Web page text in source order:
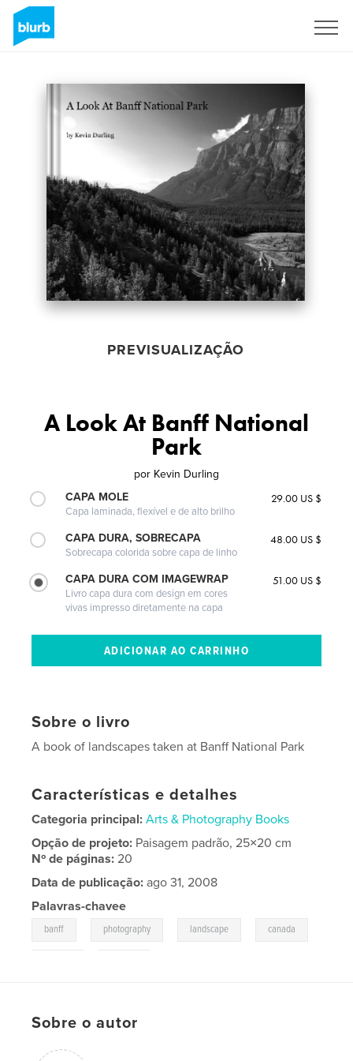
PREVISUALIZAÇÃO
A Look At Banff National
Park
por Kevin Durling
CAPA MOLE
Capa laminada, flexível e de alto brilho
29.00 US $
CAPA DURA, SOBRECAPA
Sobrecapa colorida sobre capa de linho
48.00 US $
CAPA DURA COM IMAGEWRAP
Livro capa dura com design em cores
vivas impresso diretamente na capa
51.00 US $
Sobre o livro
A book of landscapes taken at Banff National Park
Características e detalhes
Categoria principal: Arts & Photography Books
Opção de projeto: Paisagem padrão, 25×20 cm
Nº de páginas:20
Data de publicação: ago 31, 2008
Palavras-chavee
banff photography landscape canada
Sobre o autor